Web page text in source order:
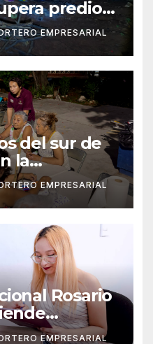
predio
San José
EMPRESARIAL
del sur de
la
espacios
EMPRESARIAL
Rosario
al 31
EMPRESARIAL